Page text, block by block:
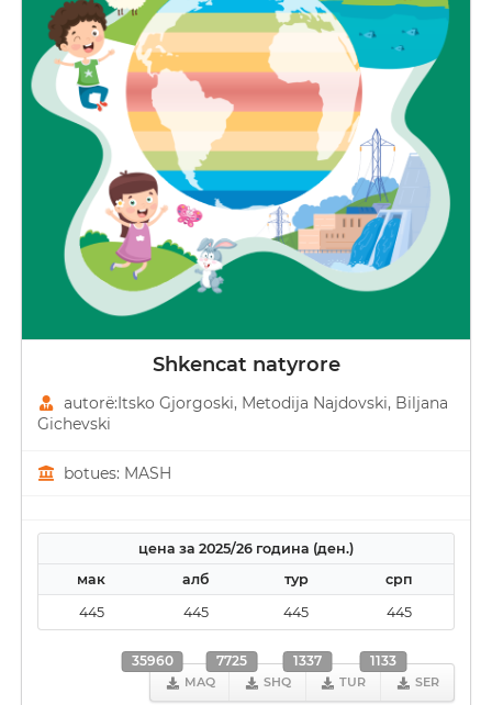
Shkencat natyrore
autorë:Itsko Gjorgoski, Metodija Najdovski, Biljana
Gichevski
botues: MASH
цена за 2025/26 година (ден.)
мак
алб тур
срп
445
445 445 445
MAQ
35960
SHQ
7725
TUR
1337
SER
1133